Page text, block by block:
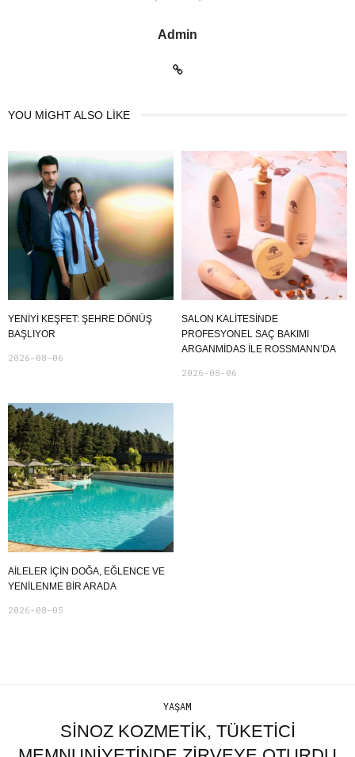
Admin
YOU MIGHT ALSO LIKE
YENIYI KEŞFET: ŞEHRE DÖNÜŞ
BAŞLIYOR
2026-08-06
SALON KALITESINDE
PROFESYONEL SAÇ BAKIMI
ARGANMIDAS ILE ROSSMANN’DA
2026-08-06
AILELER İÇIN DOĞA, EĞLENCE VE
YENILENME BIR ARADA
2026-08-05
YAŞAM
SINOZ KOZMETIK, TÜKETICI